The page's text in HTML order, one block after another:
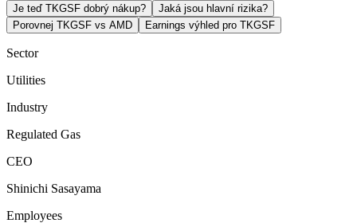
Je teď TKGSF dobrý nákup?
Jaká jsou hlavní rizika?
Porovnej TKGSF vs AMD
Earnings výhled pro TKGSF
Sector
Utilities
Industry
Regulated Gas
CEO
Shinichi Sasayama
Employees